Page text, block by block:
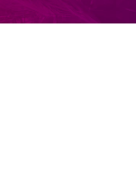
nad zálivem